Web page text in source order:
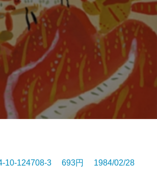
10-124708-3 693円 1984/02/28